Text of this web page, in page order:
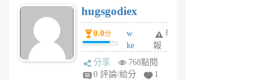
6
個
月
前
hugsgodiex
0.0分
w
ke
rv
pj
舉
報
分享
768點閱
0 評論/給分
1